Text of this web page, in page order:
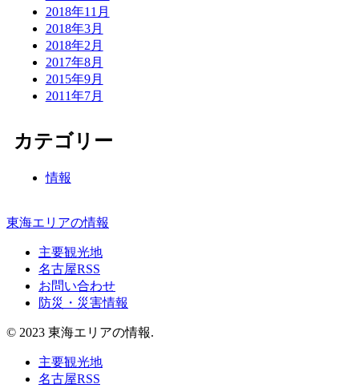
2018年11月
2018年3月
2018年2月
2017年8月
2015年9月
2011年7月
カテゴリー
情報
東海エリアの情報
主要観光地
名古屋RSS
お問い合わせ
防災・災害情報
© 2023 東海エリアの情報.
主要観光地
名古屋RSS